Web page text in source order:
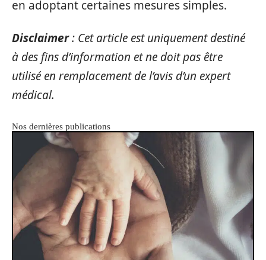
en adoptant certaines mesures simples.
Disclaimer: Cet article est uniquement destiné
à des fins d’information et ne doit pas être
utilisé en remplacement de l’avis d’un expert
médical.
Nos dernières publications